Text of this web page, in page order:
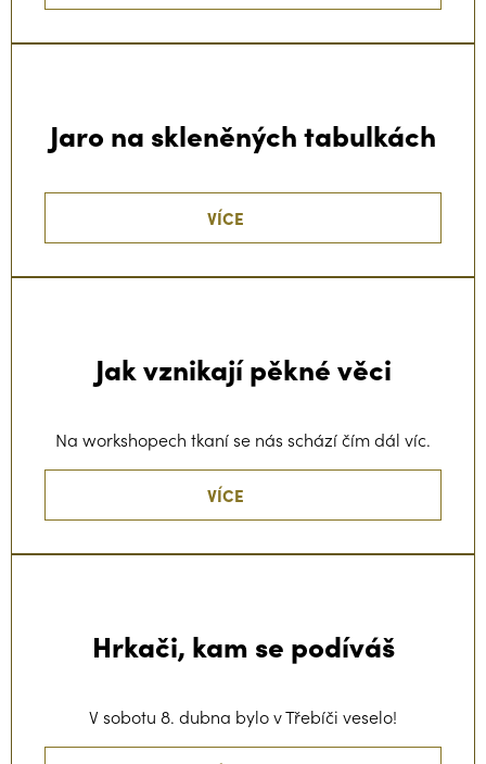
Jaro na skleněných tabulkách
VÍCE
Jak vznikají pěkné věci
Na workshopech tkaní se nás schází čím dál víc.
VÍCE
Hrkači, kam se podíváš
V sobotu 8. dubna bylo v Třebíči veselo!